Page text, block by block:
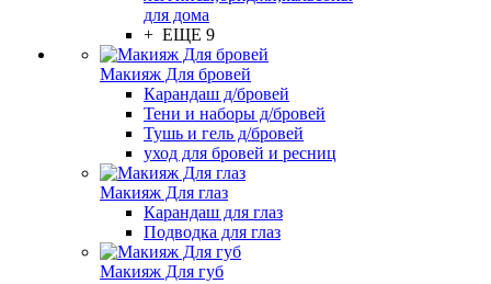
для дома
+ ЕЩЕ 9
Макияж Для бровей
Карандаш д/бровей
Тени и наборы д/бровей
Тушь и гель д/бровей
уход для бровей и ресниц
Макияж Для глаз
Карандаш для глаз
Подводка для глаз
Макияж Для губ